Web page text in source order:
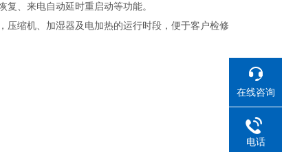
、来电自动延时重启动等功能。
缩机、加湿器及电加热的运行时段，便于客户检修
在线咨询
电话